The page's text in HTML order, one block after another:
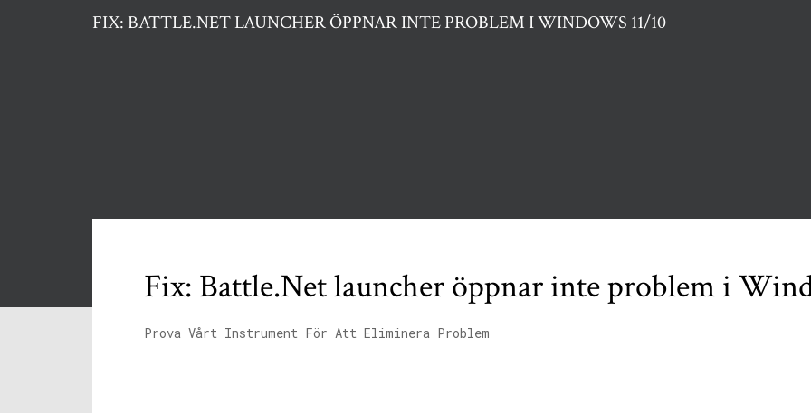
FIX: BATTLE.NET LAUNCHER ÖPPNAR INTE PROBLEM I WINDOWS 11/10
Fix: Battle.Net launcher öppnar inte problem i
Prova Vårt Instrument För Att Eliminera Problem